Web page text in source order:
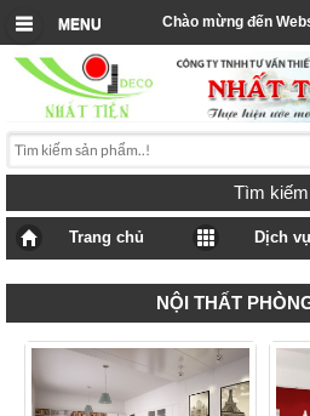
MENU
Tìm kiếm
Trang chủ Dịch vụ
NỘI THẤT